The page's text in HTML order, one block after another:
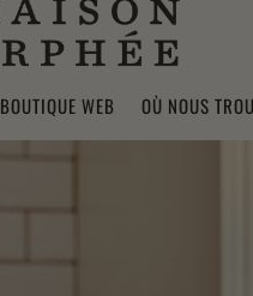
BOUTIQUE WEB OÙ NOUS